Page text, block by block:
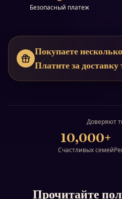
Безопасный платеж
Покупаете
Платите за
Доверяют
10,000+
Счастливых семей
Прочитайте